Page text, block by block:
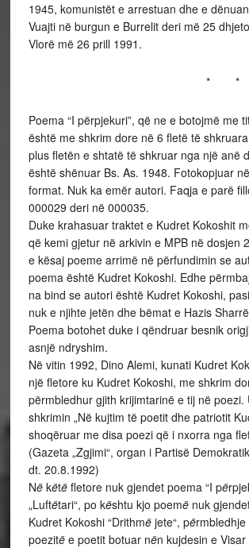
1945, komunistët e arrestuan dhe e
Vuajti në burgun e Burrelit deri më 25
Vlorë më 26 prill 1991.
*
Poema “I përpjekuri”, që ne e botojmë me
është me shkrim dore në 6 fletë të
plus fletën e shtatë të shkruar nga një anë
është shënuar Bs. As. 1948. Fotokopjuar
format. Nuk ka emër autori. Faqja e parë
000029 deri në 000035.
Duke krahasuar traktet e Kudret Kokoshit
që kemi gjetur në arkivin e MPB në dosjen
e kësaj poeme arrimë në përfundimin se
poema është Kudret Kokoshi. Edhe
na bind se autori është Kudret Kokoshi,
nuk e njihte jetën dhe bëmat e Hazis
Poema botohet duke i qëndruar besnik
asnjë ndryshim.
Në vitin 1992, Dino Alemi, kunati Kudret
një fletore ku Kudret Kokoshi, me shkrim
përmbledhur gjith krijimtarinë e tij në poezi.
shkrimin „Në kujtim të poetit dhe patriotit
shoqëruar me disa poezi që i nxorra nga
(Gazeta „Zgjimi“, organ i Partisë
dt. 20.8.1992)
Në këtë fletore nuk gjendet poema “I pë
„Luftëtari“, po kështu kjo poemë nuk
Kudret Kokoshi “Drithmë jete“, përmbledhje
poezitë e poetit botuar nën kujdesin e